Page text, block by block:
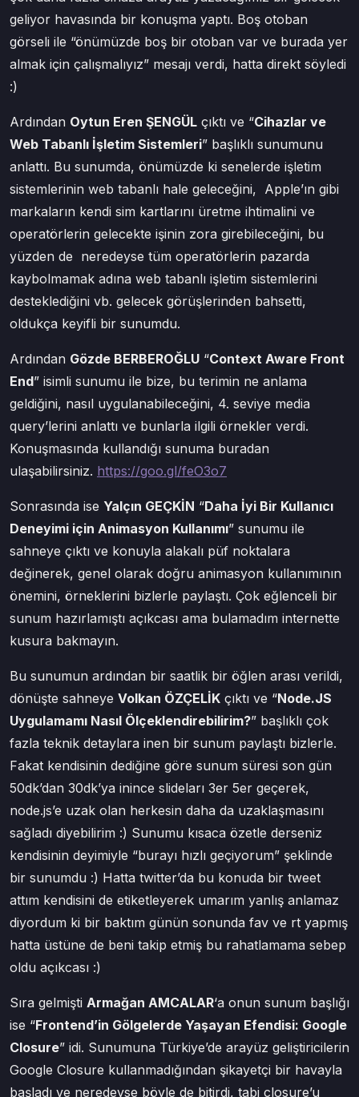
geliyor havasında bir konuşma yaptı. Boş otoban
görseli ile “önümüzde boş bir otoban var ve burada yer
almak için çalışmalıyız” mesajı verdi, hatta direkt söyledi
:)
Ardından Oytun Eren ŞENGÜL çıktı ve “Cihazlar ve
Web Tabanlı İşletim Sistemleri” başlıklı sunumunu
anlattı. Bu sunumda, önümüzde ki senelerde işletim
sistemlerinin web tabanlı hale geleceğini, Apple’ın gibi
markaların kendi sim kartlarını üretme ihtimalini ve
operatörlerin gelecekte işinin zora girebileceğini, bu
yüzden de neredeyse tüm operatörlerin pazarda
kaybolmamak adına web tabanlı işletim sistemlerini
desteklediğini vb. gelecek görüşlerinden bahsetti,
oldukça keyifli bir sunumdu.
Ardından Gözde BERBEROĞLU “Context Aware Front
End” isimli sunumu ile bize, bu terimin ne anlama
geldiğini, nasıl uygulanabileceğini, 4. seviye media
query’lerini anlattı ve bunlarla ilgili örnekler verdi.
Konuşmasında kullandığı sunuma buradan
ulaşabilirsiniz. https://goo.gl/feO3o7
Sonrasında ise Yalçın GEÇKİN “Daha İyi Bir Kullanıcı
Deneyimi için Animasyon Kullanımı” sunumu ile
sahneye çıktı ve konuyla alakalı püf noktalara
değinerek, genel olarak doğru animasyon kullanımının
önemini, örneklerini bizlerle paylaştı. Çok eğlenceli bir
sunum hazırlamıştı açıkcası ama bulamadım internette
kusura bakmayın.
Bu sunumun ardından bir saatlik bir öğlen arası verildi,
dönüşte sahneye Volkan ÖZÇELİK çıktı ve “Node.JS
Uygulamamı Nasıl Ölçeklendirebilirim?” başlıklı çok
fazla teknik detaylara inen bir sunum paylaştı bizlerle.
Fakat kendisinin dediğine göre sunum süresi son gün
50dk’dan 30dk’ya inince slideları 3er 5er geçerek,
node.js’e uzak olan herkesin daha da uzaklaşmasını
sağladı diyebilirim :) Sunumu kısaca özetle derseniz
kendisinin deyimiyle “burayı hızlı geçiyorum” şeklinde
bir sunumdu :) Hatta twitter’da bu konuda bir tweet
attım kendisini de etiketleyerek umarım yanlış anlamaz
diyordum ki bir baktım günün sonunda fav ve rt yapmış
hatta üstüne de beni takip etmiş bu rahatlamama sebep
oldu açıkcası :)
Sıra gelmişti Armağan AMCALAR‘a onun sunum başlığı
ise “Frontend’in Gölgelerde Yaşayan Efendisi: Google
Closure” idi. Sunumuna Türkiye’de arayüz geliştiricilerin
Google Closure kullanmadığından şikayetçi bir havayla
başladı ve neredeyse böyle de bitirdi, tabi closure’u